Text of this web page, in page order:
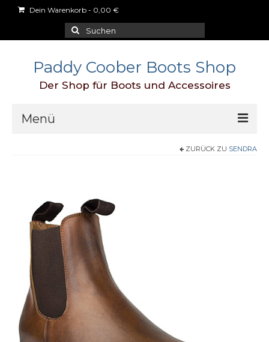
Dein Warenkorb - 0,00 €
Suchen
nach:
Paddy Coober Boots Shop
Der Shop für Boots und Accessoires
Menü
Blundstone
Dr.Martens
Duckfeet
Giesswein Wool Knit
Giesswein Hausschuhe
Grünbein
ZURÜCK ZU SENDRA